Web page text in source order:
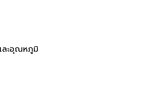
ละอุณหภูมิ